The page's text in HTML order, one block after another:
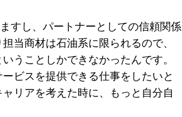
すし、パートナーとしての信頼関係
当商材は石油系に限られるので、
うことしかできなかったんです。
ビスを提供できる仕事をしたいと
リアを考えた時に、もっと自分自